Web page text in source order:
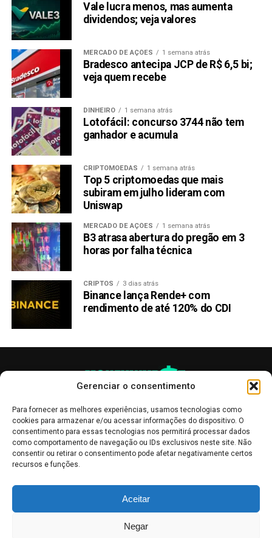
Gerenciar o consentimento
Para fornecer as melhores experiências, usamos tecnologias como
cookies para armazenar e/ou acessar informações do dispositivo. O
consentimento para essas tecnologias nos permitirá processar dados
como comportamento de navegação ou IDs exclusivos neste site. Não
consentir ou retirar o consentimento pode afetar negativamente certos
recursos e funções.
Aceitar
Negar
Vale lucra menos, mas aumenta
dividendos; veja valores
MERCADO DE AÇÕES 1 semana atrás
Bradesco antecipa JCP de R$ 6,5 bi;
veja quem recebe
DINHEIRO 1 semana atrás
Lotofácil: concurso 3744 não tem
ganhador e acumula
CRIPTOMOEDAS 1 semana atrás
Top 5 criptomoedas que mais
subiram em julho lideram com
Uniswap
MERCADO DE AÇÕES 1 semana atrás
B3 atrasa abertura do pregão em 3
horas por falha técnica
CRIPTOS 3 dias atrás
Binance lança Rende+ com
rendimento de até 120% do CDI
informativo, servindo como boletins de divulgação, e não devem ser
interpretadas como recomendações de investimento.Leia mais
Bolsa de Valores